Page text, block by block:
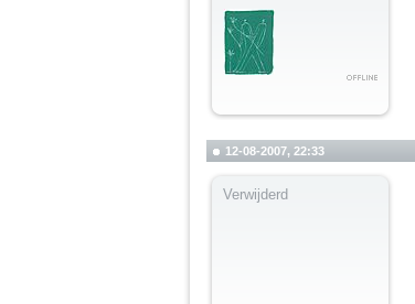
12-08-2007, 22:33
Verwijderd